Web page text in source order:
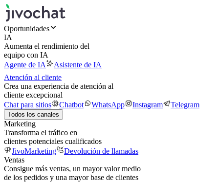
Oportunidades
IA
Aumenta el rendimiento del
equipo con IA
Agente de IA
Asistente de IA
Atención al cliente
Crea una experiencia de atención al
cliente excepcional
Chat para sitios
Chatbot WhatsApp Instagram Telegram
Todos los canales
Marketing
Transforma el tráfico en
clientes potenciales cualificados
JivoMarketing
Devolución de llamadas
Ventas
Consigue más ventas, un mayor valor medio
de los pedidos y una mayor base de clientes